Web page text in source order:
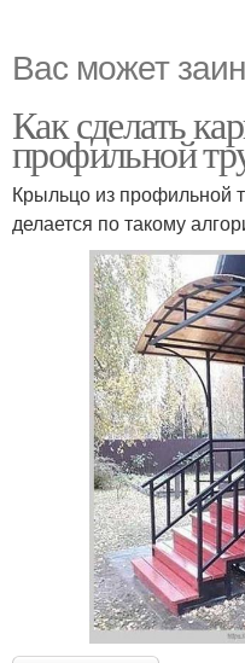
Вас может
Как сделать
профильной
Крыльцо из профильной
делается по такому